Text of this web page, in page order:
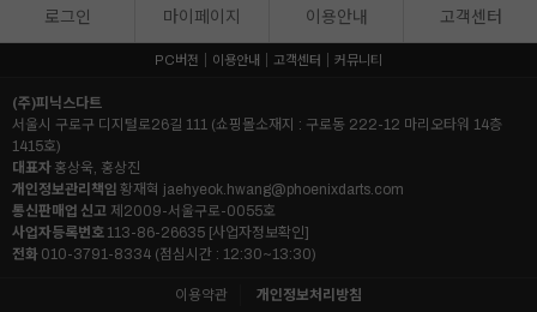
로그인 마이페이지 이용안내 고객센터
PC버전 이용안내 고객센터 커뮤니티
(주)피닉스다트
서울시 구로구 디지털로26길 111 (쇼핑몰소재지 : 구로동 222-12 마리오타워 14층
1415호)
대표자 홍상욱, 홍상진
개인정보관리책임 황재혁 jaehyeok.hwang@phoenixdarts.com
통신판매업 신고 제2009-서울구로-0055호
사업자등록번호 113-86-26635 [사업자정보확인]
전화 010-3791-8334 (점심시간 : 12:30~13:30)
이용약관 개인정보처리방침